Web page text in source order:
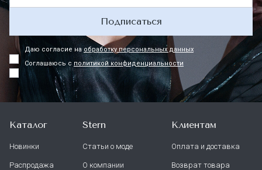
Подписаться
Даю согласие наобработку персональных данных
Соглашаюсь с политикой конфиденциальности
Каталог
Новинки
Распродажа
Stern
Статьи о моде
О компании
Клиентам
Оплата и доставка
Возврат товара